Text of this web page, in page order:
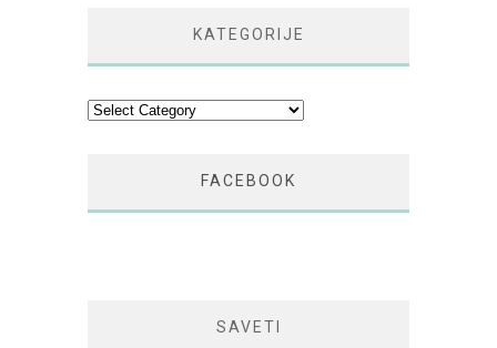
KATEGORIJE
Kategorije
FACEBOOK
SAVETI